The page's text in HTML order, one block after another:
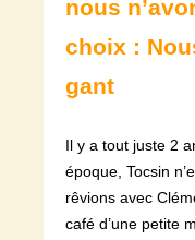
nous
choix :
gant
Il y a tout juste 2
époque, Tocsin
rêvions avec
café d’une petite